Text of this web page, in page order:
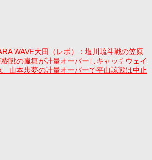
WAVE大田（レポ）：塩川琉斗戦の笠原
戦の嵐舞が計量オーバーしキャッチウェイ
。山本歩夢の計量オーバーで平山諒戦は中止